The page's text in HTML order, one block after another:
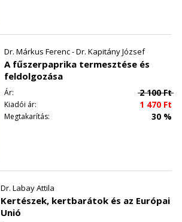
Dr. Márkus Ferenc - Dr. Kapitány József
A fűszerpaprika termesztése és
feldolgozása
Ár: 2 100Ft
Kiadói ár: 1 470 Ft
Megtakarítás: 30 %
Dr. Labay Attila
Kertészek, kertbarátok és az Európai
Unió